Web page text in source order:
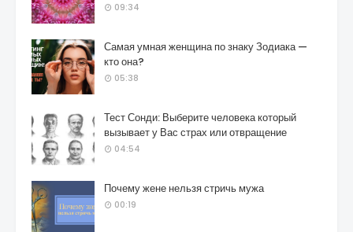
09:34
Самая умная женщина по знаку Зодиака —
кто она?
05:38
Тест Сонди: Выберите человека который
вызывает у Вас страх или отвращение
04:54
Почему жене нельзя стричь мужа
00:19